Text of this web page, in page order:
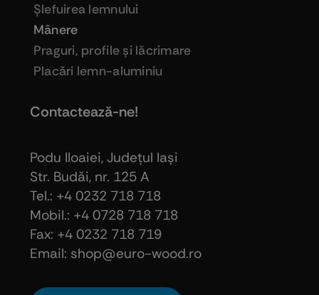
Şlefuirea lemnului
Mânere
Praguri, profile şi lăcrimare
Placări lemn-aluminiu
Contactează-ne!
Podu Iloaiei, Judeţul Iaşi
Str. Budăi, nr. 125 A
Tel.: +4 0232 718 718
Mobil.: +4 0728 718 718
Fax: +4 0232 718 719
Email: shop@euro-wood.ro